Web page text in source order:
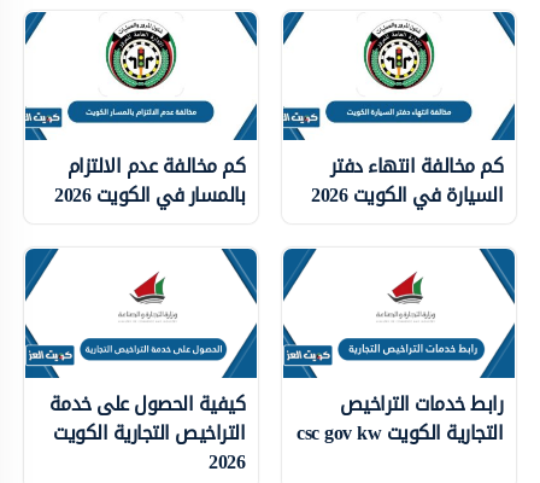
كم مخالفة انتهاء دفتر
السيارة في الكويت 2026
كم مخالفة عدم الالتزام
بالمسار في الكويت 2026
رابط خدمات التراخيص
التجارية الكويت csc gov kw
كيفية الحصول على خدمة
التراخيص التجارية الكويت
2026